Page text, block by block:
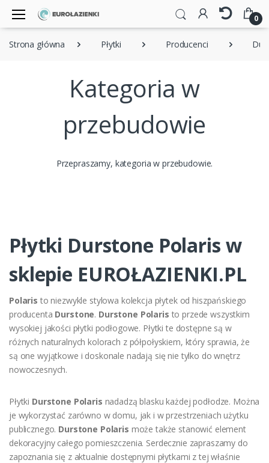
0
Strona główna Płytki Producenci
Kategoria w
przebudowie
Przepraszamy, kategoria w przebudowie.
Płytki Durstone Polaris w
sklepie EUROŁAZIENKI.PL
Polaris to niezwykle stylowa kolekcja płytek od hiszpańskiego
producenta Durstone. Durstone Polaris to przede wszystkim
wysokiej jakości płytki podłogowe. Płytki te dostępne są w
różnych naturalnych kolorach z półpołyskiem, który sprawia, że
są one wyjątkowe i doskonale nadają się nie tylko do wnętrz
nowoczesnych.
Płytki Durstone Polaris nadadzą blasku każdej podłodze. Można
je wykorzystać zarówno w domu, jak i w przestrzeniach użytku
publicznego. Durstone Polaris może także stanowić element
dekoracyjny całego pomieszczenia. Serdecznie zapraszamy do
zapoznania się z aktualnie dostępnymi płytkami z tej właśnie